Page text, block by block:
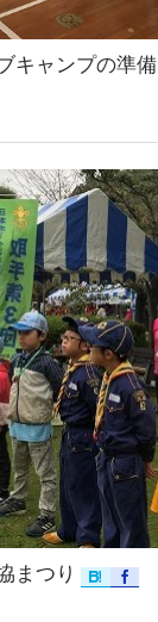
キャンプの準備
まつり